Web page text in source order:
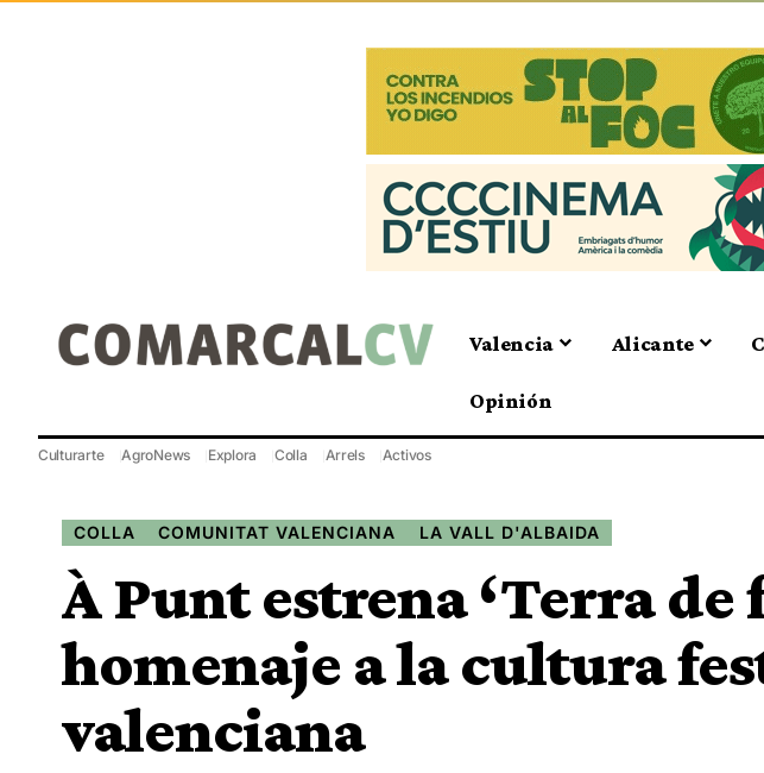
Valencia Alicante
Opinión
Culturarte AgroNews Explora Colla Arrels Activos
COLLA COMUNITAT VALENCIANA LA VALL D'ALBAIDA
À Punt estrena ‘Terra de
homenaje a la cultura
valenciana